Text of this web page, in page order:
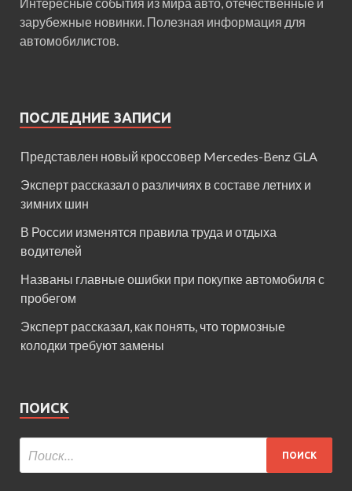
Интересные события из мира авто, отечественные и
зарубежные новинки. Полезная информация для
автомобилистов.
ПОСЛЕДНИЕ ЗАПИСИ
Представлен новый кроссовер Mercedes-Benz GLA
Эксперт рассказал о различиях в составе летних и
зимних шин
В России изменятся правила труда и отдыха
водителей
Названы главные ошибки при покупке автомобиля с
пробегом
Эксперт рассказал, как понять, что тормозные
колодки требуют замены
ПОИСК